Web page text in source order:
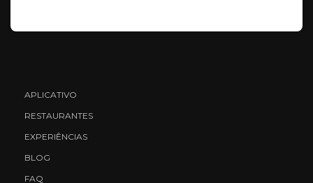
APLICATIVO
RESTAURANTES
EXPERIÊNCIAS
BLOG
FAQ